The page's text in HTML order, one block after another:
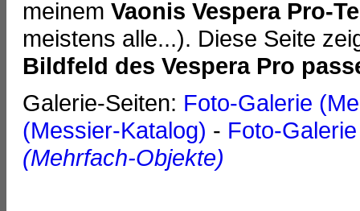
meinem Vaonis Vespera Pro-
meistens alle...). Diese Seite
Bildfeld des Vespera Pro
Galerie-Seiten: Foto-Galerie
(Messier-Katalog) - Foto-
(Mehrfach-Objekte)